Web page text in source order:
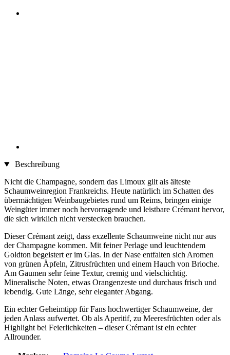
Beschreibung
Nicht die Champagne, sondern das Limoux gilt als älteste
Schaumweinregion Frankreichs. Heute natürlich im Schatten des
übermächtigen Weinbaugebietes rund um Reims, bringen einige
Weingüter immer noch hervorragende und leistbare Crémant hervor,
die sich wirklich nicht verstecken brauchen.
Dieser Crémant zeigt, dass exzellente Schaumweine nicht nur aus
der Champagne kommen. Mit feiner Perlage und leuchtendem
Goldton begeistert er im Glas. In der Nase entfalten sich Aromen
von grünen Äpfeln, Zitrusfrüchten und einem Hauch von Brioche.
Am Gaumen sehr feine Textur, cremig und vielschichtig.
Mineralische Noten, etwas Orangenzeste und durchaus frisch und
lebendig. Gute Länge, sehr eleganter Abgang.
Ein echter Geheimtipp für Fans hochwertiger Schaumweine, der
jeden Anlass aufwertet. Ob als Aperitif, zu Meeresfrüchten oder als
Highlight bei Feierlichkeiten – dieser Crémant ist ein echter
Allrounder.